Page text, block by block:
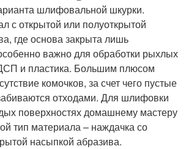
шлифовальной шкурки.
с открытой или полуоткрытой
где основа закрыта лишь
важно для обработки рыхлых
и пластика. Большим плюсом
комочков, за счет чего пустые
отходами. Для шлифовки
поверхностях домашнему мастеру
тип материала – наждачка со
насыпкой абразива.